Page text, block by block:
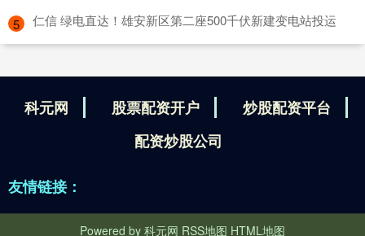
5 ​仁信 绿电直达！雄安新区第二座500千伏新建变电站投运
科元网 股票配资开户
炒股配资平台
配资炒股公司
友情链接：
Powered by 科元网 RSS地图 HTML地图